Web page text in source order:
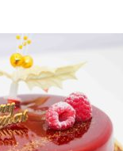
約
12cm(5名様用)
名様用)